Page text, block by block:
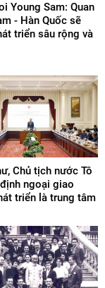
Young Sam: Quan
- Hàn Quốc sẽ
triển sâu rộng và
Chủ tịch nước Tô
ngoại giao
triển là trung tâm